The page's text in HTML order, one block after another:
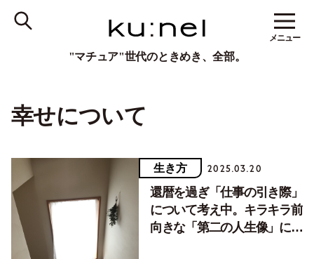
"マチュア"世代のときめき、全部。
メニュー
幸せについて
生き方 2025.03.20
還暦を過ぎ「仕事の引き際」
について考え中。キラキラ前
向きな「第二の人生像」には